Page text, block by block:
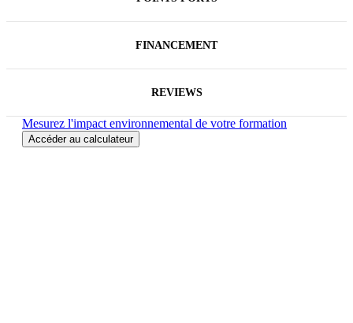
FINANCEMENT
REVIEWS
Mesurez l'impact environnemental de votre formation
Accéder au calculateur